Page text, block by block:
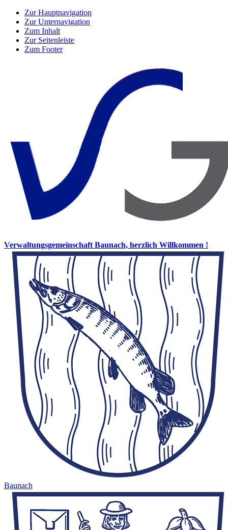
Zur Hauptnavigation
Zur Unternavigation
Zum Inhalt
Zur Seitenleiste
Zum Footer
Verwaltungsgemeinschaft Baunach, herzlich Willkommen !
Baunach